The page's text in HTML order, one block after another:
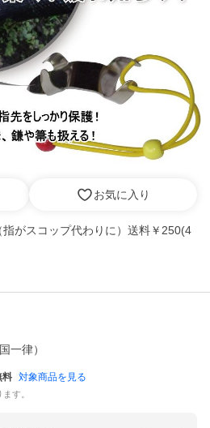
お気に入り
がスコップ代わりに）送料￥250(4
一律）
料 対象商品を見る
す。